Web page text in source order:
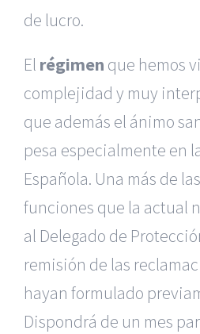
de lucro.
El régimen que hemos
complejidad y muy
que además el ánimo
pesa especialmente en
Española. Una más de
funciones que la actual
al Delegado de
remisión de las
hayan formulado
Dispondrá de un mes